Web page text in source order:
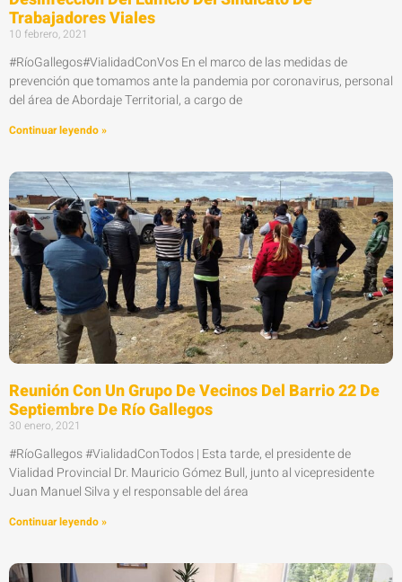
Trabajadores Viales
10 febrero, 2021
#RíoGallegos#VialidadConVos En el marco de las medidas de
prevención que tomamos ante la pandemia por coronavirus, personal
del área de Abordaje Territorial, a cargo de
Continuar leyendo »
Reunión Con Un Grupo De Vecinos Del Barrio 22 De
Septiembre De Río Gallegos
30 enero, 2021
#RíoGallegos #VialidadConTodos | Esta tarde, el presidente de
Vialidad Provincial Dr. Mauricio Gómez Bull, junto al vicepresidente
Juan Manuel Silva y el responsable del área
Continuar leyendo »